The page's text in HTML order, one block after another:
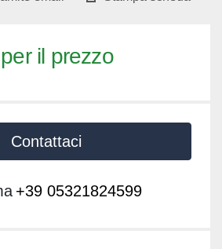
il prezzo
Contattaci
+39 05321824599